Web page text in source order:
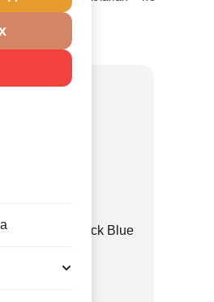
Бирюзовая
Retro Peacock Blue